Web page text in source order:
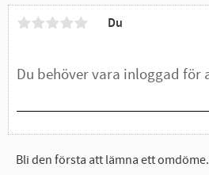
Du
Bli den första att lämna ett omdöme.